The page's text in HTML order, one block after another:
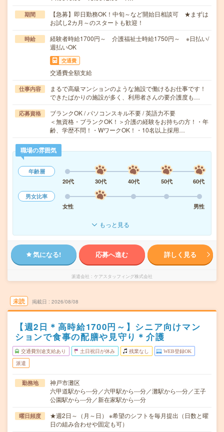
期間
【急募】即日勤務OK！中旬～など開始日相談可 ★まずは
お試し2カ月～のスタートも歓迎！
時給
経験者時給1700円～ 介護福祉士時給1750円～ ※日払い/
週払いOK
交通費
交通費全額支給
仕事内容
まるで高級マンションのような施設で働けるお仕事です！
できたばかりの施設が多く、利用者さんの要介護度も…
応募資格
ブランクOK / パソコンスキル不要 / 英語力不要
＜無資格・ブランクOK！＞介護の経験をお持ちの方！・年
齢、学歴不問！・WワークOK！・10名以上採用…
職場の雰囲気
年齢層
20代
30代 40代 50代
60代
男女比率
女性
男性
もっと見る
気になる! 応募へ進む 詳しく見る
派遣会社 ケアスタッフィング株式会社
未読 掲載日 2026/08/08
【週2日＊高時給1700円～】シニア向けマン
ションで食事の配膳や見守り＊介護
交通費別途支給あり 土日祝日が休み 残業なし WEB登録OK
派遣
勤務地
神戸市灘区
六甲道駅から---分／六甲駅から---分／灘駅から---分／王子
公園駅から---分／新在家駅から---分
曜日頻度
★週2日～（月～日） ※希望のシフトを毎月提出（日数と曜
日の組み合わせや固定も可）